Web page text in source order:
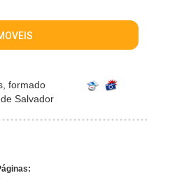
formado
Salvador